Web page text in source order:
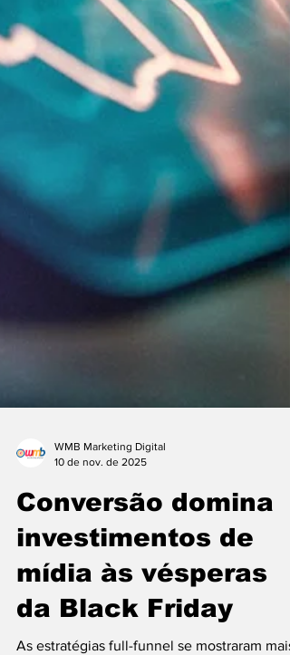
WMB Marketing Digital
10 de nov. de 2025
Conversão domina
investimentos de
mídia às vésperas